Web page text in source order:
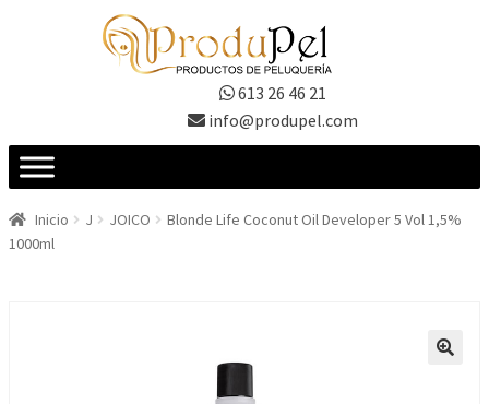
613 26 46 21
info@produpel.com
Inicio J JOICO
Blonde Life Coconut Oil Developer 5 Vol 1,5%
1000ml